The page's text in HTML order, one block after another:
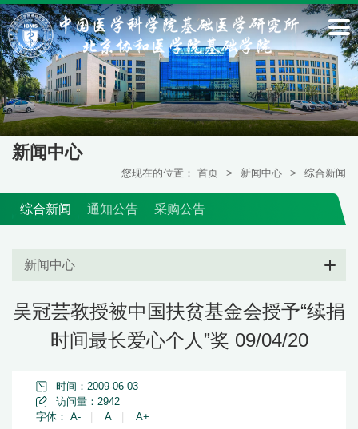
新闻中心
您现在的位置： 首页 > 新闻中心 > 综合新闻
综合新闻 通知公告 采购公告
新闻中心
吴冠芸教授被中国扶贫基金会授予“续捐
时间最长爱心个人”奖 09/04/20
时间：2009-06-03
访问量： 2942
字体： A- A A+